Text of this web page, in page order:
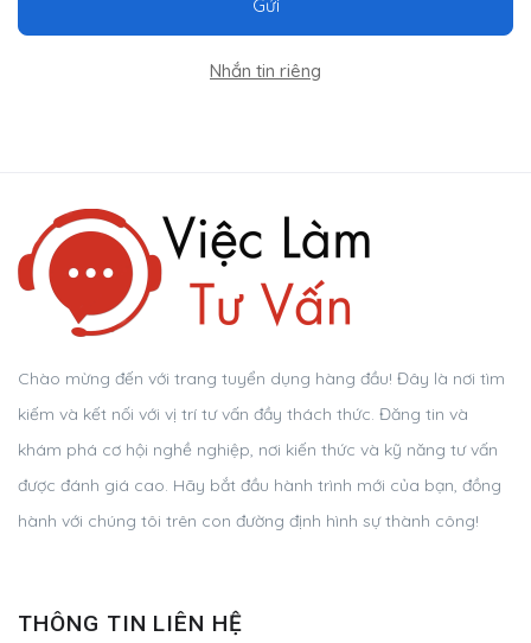
Gửi
Nhắn tin riêng
Chào mừng đến với trang tuyển dụng hàng đầu! Đây là nơi tìm
kiếm và kết nối với vị trí tư vấn đầy thách thức. Đăng tin và
khám phá cơ hội nghề nghiệp, nơi kiến thức và kỹ năng tư vấn
được đánh giá cao. Hãy bắt đầu hành trình mới của bạn, đồng
hành với chúng tôi trên con đường định hình sự thành công!
THÔNG TIN LIÊN HỆ